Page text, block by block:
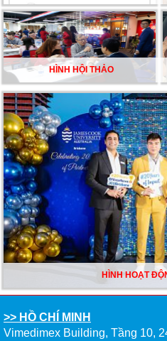
HÌNH HỘI THẢO
HÌNH HOẠT
>> HỒ CHÍ MINH
Vimedimex Building, Tầng 10,